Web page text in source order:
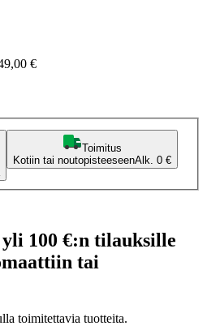
€
Toimitus
Kotiin tai noutopisteeseenAlk. 0 €
100 €:n tilauksille
tai
toimitettavia tuotteita.